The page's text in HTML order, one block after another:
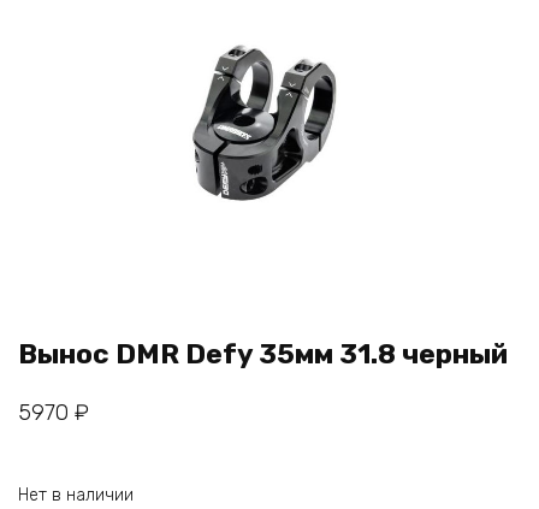
Вынос DMR Defy 35мм 31.8 черный
5970 ₽
Нет в наличии